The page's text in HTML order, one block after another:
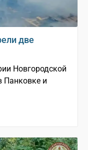
две
Новгородской
Панковке и